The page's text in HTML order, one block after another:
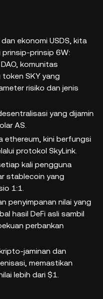
ekonomi USDS, kita
prinsip-prinsip 6W:
komunitas
SKY yang
risiko dan jenis
yang dijamin
AS.
ethereum, kini berfungsi
protokol SkyLink.
kali pengguna
stablecoin yang
1:1.
penyimpanan nilai yang
hasil DeFi asli sambil
perbankan
jaminan dan
memastikan
lebih dari $1.